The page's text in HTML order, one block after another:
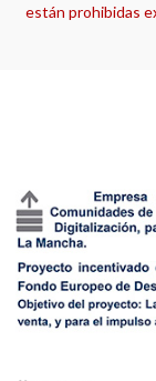
están prohibidas